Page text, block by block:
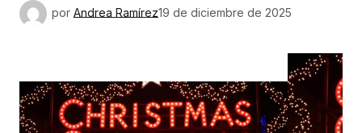
por Andrea Ramírez19 de diciembre de 2025